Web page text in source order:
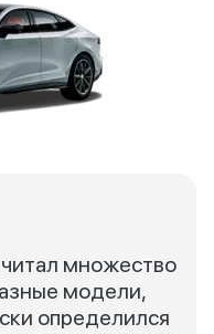
множество
модели,
определился